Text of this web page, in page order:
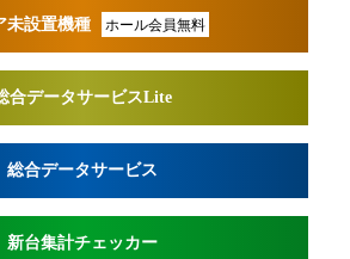
未設置機種 ホール会員無料
合データサービスLite
総合データサービス
新台集計チェッカー